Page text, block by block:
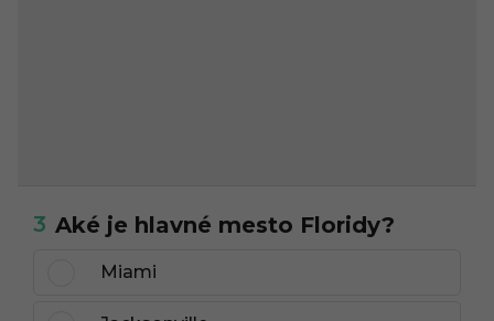
3 Aké je hlavné mesto Floridy?
Miami